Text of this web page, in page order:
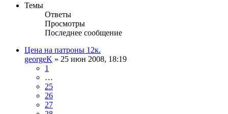
Темы
Ответы
Просмотры
Последнее сообщение
Цена на патроны 12к.
georgeK » 25 июн 2008, 18:19
1
…
25
26
27